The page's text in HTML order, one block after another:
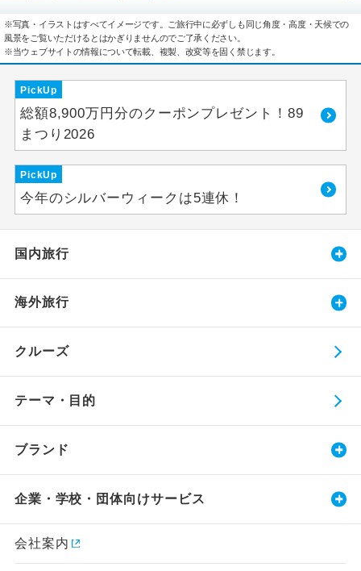
※写真・イラストはすべてイメージです。ご旅行中に必ずしも同じ角度・高度・天候での
風景をご覧いただけるとはかぎりませんのでご了承ください。
※当ウェブサイトの情報について転載、複製、改変等を固く禁じます。
PickUp
総額8,900万円分のクーポンプレゼント！89
まつり2026
PickUp
今年のシルバーウィークは5連休！
国内旅行
海外旅行
クルーズ
テーマ・目的
ブランド
企業・学校・団体向けサービス
会社案内